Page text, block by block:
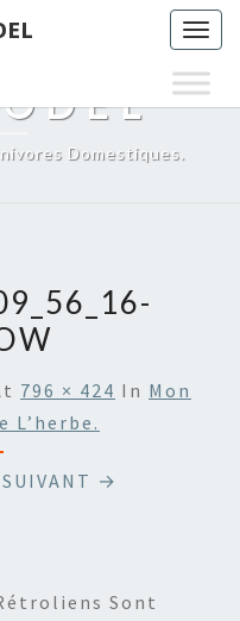
–
Domestiques.
796 × 424 In Mon
L’herbe.
SUIVANT →
Sont